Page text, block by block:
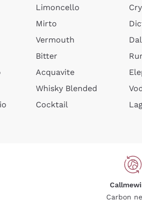
Limoncello
Mirto
Vermouth
Bitter
Acquavite
Whisky Blended
Cocktail
Carbon